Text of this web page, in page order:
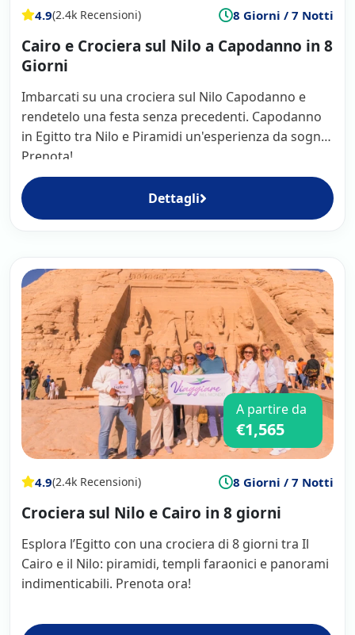
4.9(2.4k Recensioni) 8 Giorni / 7 Notti
Cairo e Crociera sul Nilo a Capodanno in 8
Giorni
Imbarcati su una crociera sul Nilo Capodanno e
rendetelo una festa senza precedenti. Capodanno
in Egitto tra Nilo e Piramidi un'esperienza da sogno.
Prenota!
Dettagli
A partire da
€1,565
4.9(2.4k Recensioni) 8 Giorni / 7 Notti
Crociera sul Nilo e Cairo in 8 giorni
Esplora l’Egitto con una crociera di 8 giorni tra Il
Cairo e il Nilo: piramidi, templi faraonici e panorami
indimenticabili. Prenota ora!